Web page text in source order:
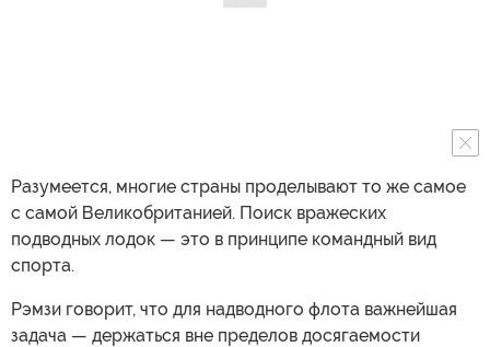
Разумеется, многие страны проделывают то же самое
с самой Великобританией. Поиск вражеских
подводных лодок — это в принципе командный вид
спорта.
Рэмзи говорит, что для надводного флота важнейшая
задача — держаться вне пределов досягаемости